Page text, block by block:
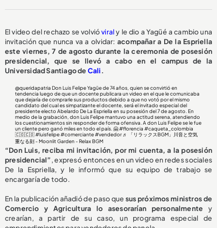
El video del rechazo se volvióviraly le dio a Yagüé a cambio una
invitación que nunca va a olvidar: acompañar a De la Espriella
este viernes, 7 de agosto durante la ceremonia de posesión
presidencial, que se llevó a cabo en el campus de la
Universidad Santiago de Cali.
@queridapatria Don Luis Felipe Yagüe de 74 años, quien se convirtió en
tendencia luego de que un docente publicara un video en el que le comunicaba
que dejaría de comprarle sus productos debido a que no votó por el mismo
candidato del cual es simpatizante el docente, será el invitado especial del
presidente electo Abelardo De La Espriella en su posesión del 7 de agosto. En
medio de la grabación, don Luis Felipe mantuvo una actitud serena, atendiendo
los cuestionamientos sin responder de forma ofensiva. A don Luis Felipe se le fue
un cliente pero ganó miles en todo el país. 🤗#florencia #caqueta_colombia
🇨🇴🇨🇴 #luisfelipe #comerciante #vendedor ♬ 「リラックスBGM」川音と空気
重なる刻 - Moonlit Garden - Relax BGM
“Don Luis, reciba mi invitación, por mi cuenta, a la posesión
presidencial”, expresó entonces en un video en redes sociales
De la Espriella, y le informó que su equipo de trabajo se
encargaría de todo.
En la publicación añadió de paso que sus próximos ministros de
Comercio y Agricultura lo asesorarían personalmente y
crearían, a partir de su caso, un programa especial de